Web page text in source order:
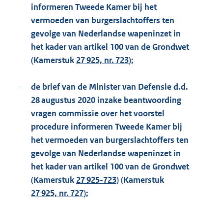
informeren Tweede Kamer bij het
vermoeden van burgerslachtoffers ten
gevolge van Nederlandse wapeninzet in
het kader van artikel 100 van de Grondwet
(Kamerstuk 27 925, nr. 723);
–
de brief van de Minister van Defensie d.d.
28 augustus 2020 inzake beantwoording
vragen commissie over het voorstel
procedure informeren Tweede Kamer bij
het vermoeden van burgerslachtoffers ten
gevolge van Nederlandse wapeninzet in
het kader van artikel 100 van de Grondwet
(Kamerstuk 27 925-723) (Kamerstuk
27 925, nr. 727);